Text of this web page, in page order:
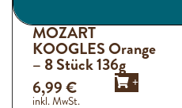
MOZART
KOOGLES Orange
– 8 Stück 136g
+
6,99€
inkl. MwSt.